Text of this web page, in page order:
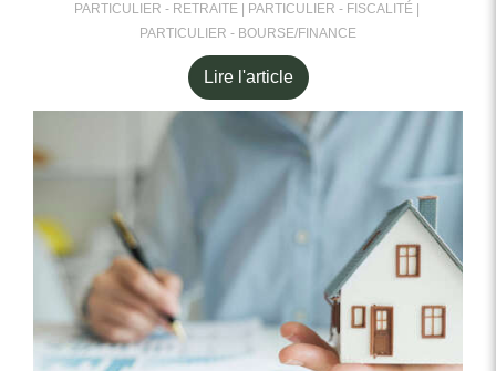
PARTICULIER - RETRAITE
PARTICULIER - FISCALITÉ
PARTICULIER - BOURSE/FINANCE
Lire l'article